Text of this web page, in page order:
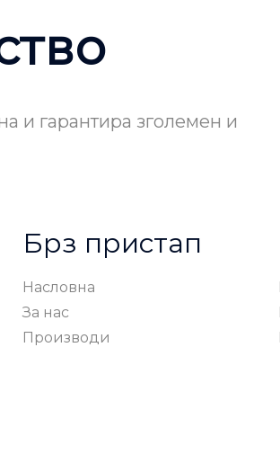
и гарантира зголемен и
Брз пристап
Насловна
За нас
Производи